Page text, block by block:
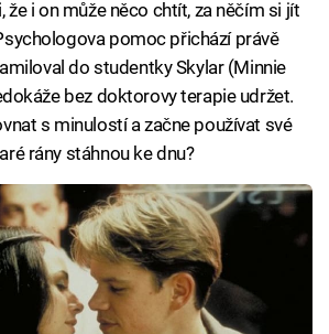
že i on může něco chtít, za něčím si jít
pomoc přichází právě
do studentky Skylar (Minnie
bez doktorovy terapie udržet.
s minulostí a začne používat své
rány stáhnou ke dnu?